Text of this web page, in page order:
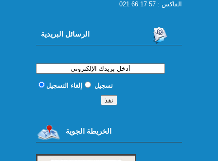
الفاكس : 57 17 66 021
الرسائل البريدية
تسجيل إلغاء التسجيل
الخريطة الجوية